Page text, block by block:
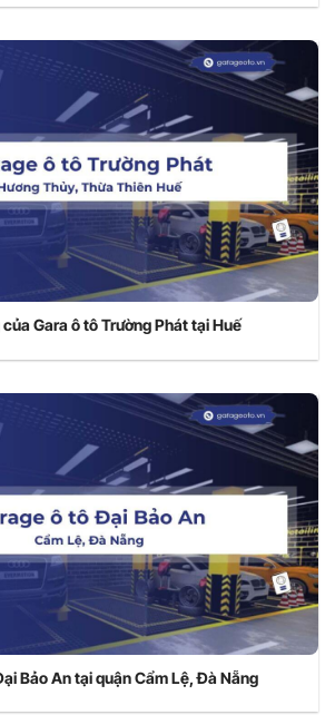
Gara ô tô Trường Phát tại Huế
Bảo An tại quận Cẩm Lệ, Đà Nẵng